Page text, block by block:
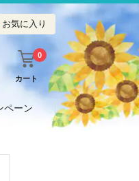
お気に入り
カート
0
ペーン